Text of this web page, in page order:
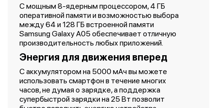
С мощным 8-ядерным процессором, 4 ГБ
оперативной памяти и возможностью выбора
между 64 и 128 ГБ встроенной памяти
Samsung Galaxy A05 обеспечивает отличную
производительность любых приложений.
Энергия для движения вперед
С аккумулятором на 5000 мАч вы можете
использовать смартфон в течение многих
часов, не думая о зарядке, а поддержка
супербыстрой зарядки на 25 Вт позволит